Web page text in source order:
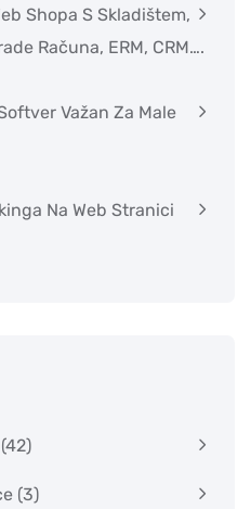
Shopa S Skladištem,
Računa, ERM, CRM….
Važan Za Male
Na Web Stranici
(42)
(3)